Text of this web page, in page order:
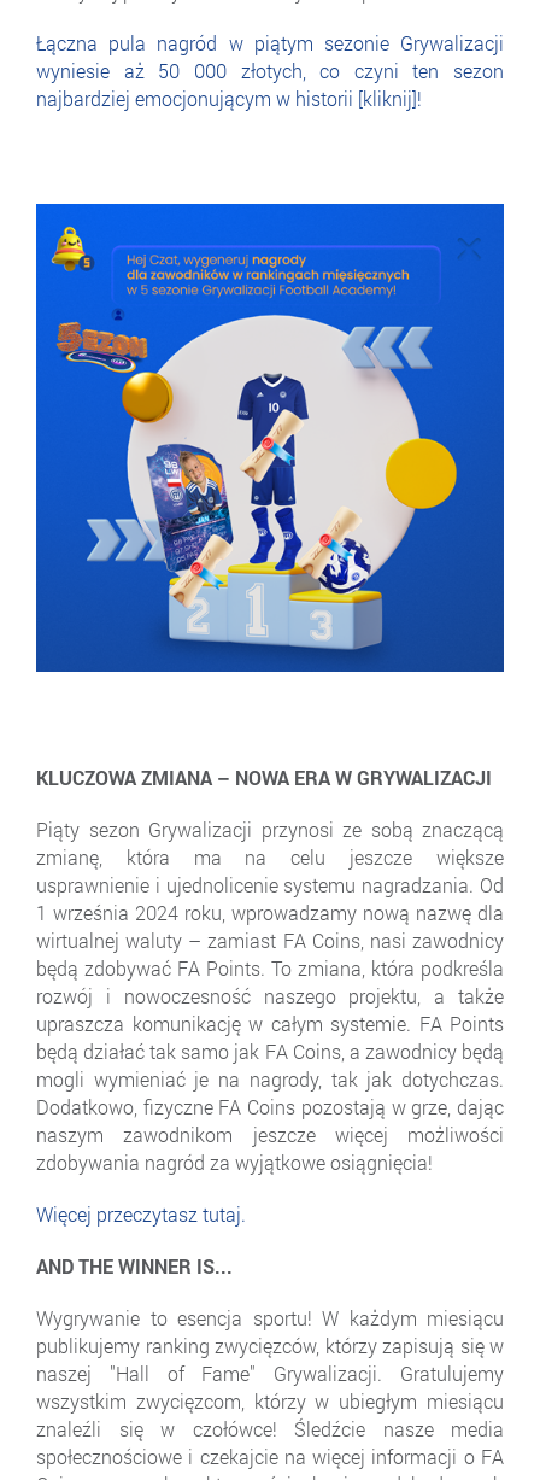
Łączna pula nagród w piątym sezonie Grywalizacji
wyniesie aż 50 000 złotych, co czyni ten sezon
najbardziej emocjonującym w historii [kliknij]!
KLUCZOWA ZMIANA – NOWA ERA W GRYWALIZACJI
Piąty sezon Grywalizacji przynosi ze sobą znaczącą
zmianę, która ma na celu jeszcze większe
usprawnienie i ujednolicenie systemu nagradzania. Od
1 września 2024 roku, wprowadzamy nową nazwę dla
wirtualnej waluty – zamiast FA Coins, nasi zawodnicy
będą zdobywać FA Points. To zmiana, która podkreśla
rozwój i nowoczesność naszego projektu, a także
upraszcza komunikację w całym systemie. FA Points
będą działać tak samo jak FA Coins, a zawodnicy będą
mogli wymieniać je na nagrody, tak jak dotychczas.
Dodatkowo, fizyczne FA Coins pozostają w grze, dając
naszym zawodnikom jeszcze więcej możliwości
zdobywania nagród za wyjątkowe osiągnięcia!
Więcej przeczytasz tutaj.
AND THE WINNER IS...
Wygrywanie to esencja sportu! W każdym miesiącu
publikujemy ranking zwycięzców, którzy zapisują się w
naszej "Hall of Fame" Grywalizacji. Gratulujemy
wszystkim zwycięzcom, którzy w ubiegłym miesiącu
znaleźli się w czołówce! Śledźcie nasze media
społecznościowe i czekajcie na więcej informacji o FA